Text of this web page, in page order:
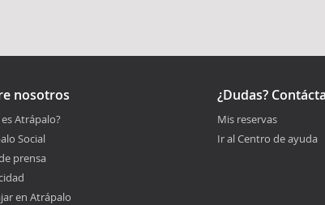
nosotros
Atrápalo?
Social
prensa
en Atrápalo
¿Dudas?
Mis reservas
Ir al Centro de ayuda